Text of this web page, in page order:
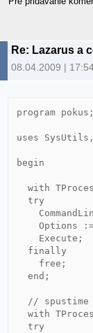
Re: Lazarus a
08.04.2009 |
program pokus;
uses
begin
with
  try
Options
    Execute;
  finally
    free;
  end;
// spustime
with
  try